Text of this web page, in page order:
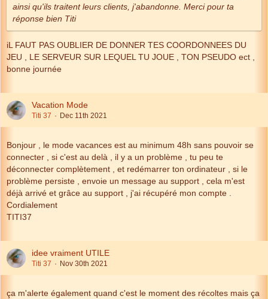
ainsi qu'ils traitent leurs clients, j'abandonne. Merci pour ta
réponse bien Titi
iL FAUT PAS OUBLIER DE DONNER TES COORDONNEES DU
JEU , LE SERVEUR SUR LEQUEL TU JOUE , TON PSEUDO ect ,
bonne journée
Vacation Mode
Titi 37 Dec 11th 2021
Bonjour , le mode vacances est au minimum 48h sans pouvoir se
connecter , si c'est au delà , il y a un problème , tu peu te
déconnecter complètement , et redémarrer ton ordinateur , si le
problème persiste , envoie un message au support , cela m'est
déjà arrivé et grâce au support , j'ai récupéré mon compte .
Cordialement
TITI37
idee vraiment UTILE
Titi 37 Nov 30th 2021
ça m'alerte également quand c'est le moment des récoltes mais ça